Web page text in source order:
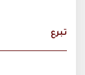
تبرع